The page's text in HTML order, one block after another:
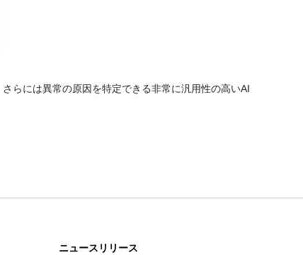
らには異常の原因を特定できる非常に汎用性の高いAI
ニュースリリース